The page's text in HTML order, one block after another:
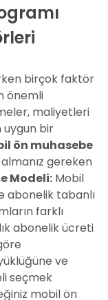
birçok faktör
önemli
maliyetleri
uygun bir
ön muhasebe
gereken
Modeli: Mobil
abonelik tabanlı
farklı
abonelik ücreti
ve
seçmek
mobil ön